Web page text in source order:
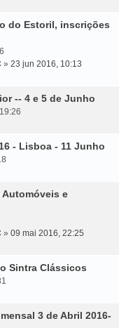
do Estoril, inscrições
» 23 jun 2016, 10:13
-- 4 e 5 de Junho
- Lisboa - 11 Junho
Automóveis e
» 09 mai 2016, 22:25
Sintra Clássicos
3 de Abril 2016-